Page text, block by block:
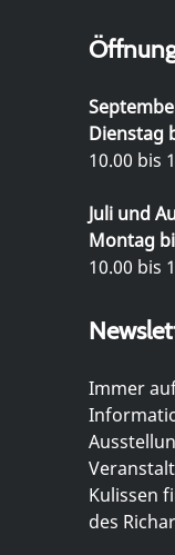
Dienstag
10.00 bis
Juli und
Montag
10.00 bis
Immer
Kulissen
des